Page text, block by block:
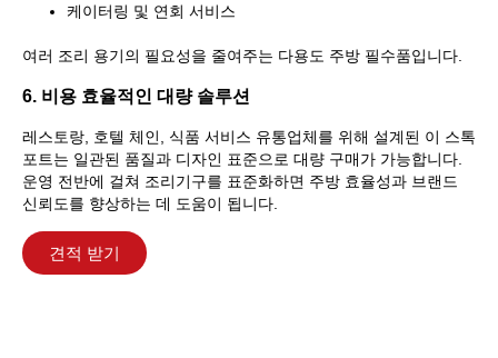
케이터링 및 연회 서비스
여러 조리 용기의 필요성을 줄여주는 다용도 주방 필수품입니다.
6. 비용 효율적인 대량 솔루션
레스토랑, 호텔 체인, 식품 서비스 유통업체를 위해 설계된 이 스톡
포트는 일관된 품질과 디자인 표준으로 대량 구매가 가능합니다.
운영 전반에 걸쳐 조리기구를 표준화하면 주방 효율성과 브랜드
신뢰도를 향상하는 데 도움이 됩니다.
견적 받기